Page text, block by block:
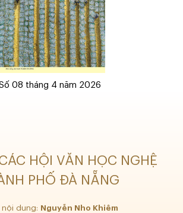
08 tháng 4 năm 2026
HỘI VĂN HỌC NGHỆ
PHỐ ĐÀ NẴNG
nội dung: Nguyễn Nho Khiêm